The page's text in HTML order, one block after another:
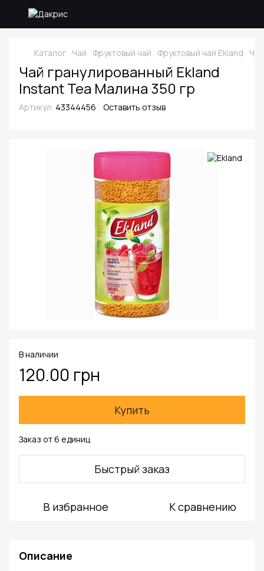
Каталог Чай Фруктовый чай Фруктовый чай Ekland
Чай гранулированный Ekland
Instant Tea Малина 350 гр
Артикул: 43344456 Оставить отзыв
В наличии
120.00 грн
Купить
Заказ от 6 единиц
Быстрый заказ
В избранное К сравнению
Описание